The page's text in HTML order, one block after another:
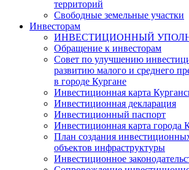
территорий
Свободные земельные участки
Инвесторам
ИНВЕСТИЦИОННЫЙ
Обращение к инвесторам
Совет по улучшению
развитию малого и среднего
в городе Кургане
Инвестиционная карта
Инвестиционная декларация
Инвестиционный паспорт
Инвестиционная карта города
План создания
объектов инфраструктуры
Инвестиционное